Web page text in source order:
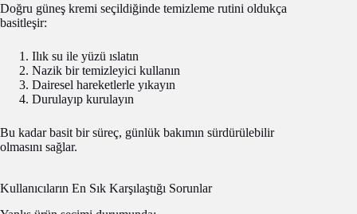
Doğru güneş kremi seçildiğinde temizleme rutini oldukça
basitleşir:
Ilık su ile yüzü ıslatın
Nazik bir temizleyici kullanın
Dairesel hareketlerle yıkayın
Durulayıp kurulayın
Bu kadar basit bir süreç, günlük bakımın sürdürülebilir
olmasını sağlar.
Kullanıcıların En Sık Karşılaştığı Sorunlar